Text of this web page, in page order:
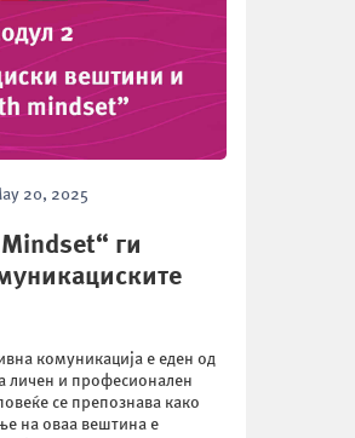
20, 2025
ги
комуникација е еден од
личен и професионален
се препознава како
на оваа вештина е